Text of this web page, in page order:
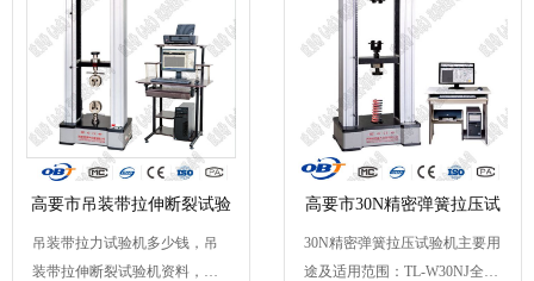
高要市吊装带拉伸断裂试验
机
吊装带拉力试验机多少钱，吊
装带拉伸断裂试验机资料，吊
高要市30N精密弹簧拉压试
验机
30N精密弹簧拉压试验机主要用
途及适用范围：TL-W30NJ全自